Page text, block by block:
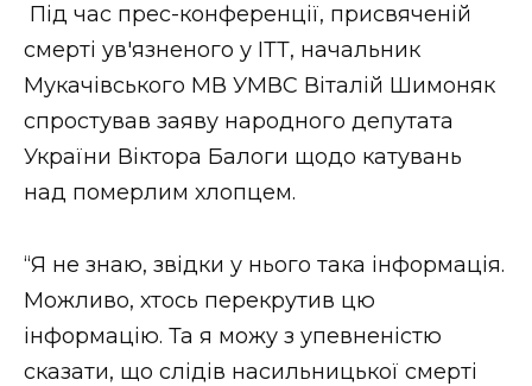
ВІДЕО
Під час прес-конференції, присвяченій
смерті ув'язненого у ІТТ, начальник
Мукачівського МВ УМВС Віталій Шимоняк
спростував заяву народного депутата
України Віктора Балоги щодо катувань
над померлим хлопцем.
“Я не знаю, звідки у нього така інформація.
Можливо, хтось перекрутив цю
інформацію. Та я можу з упевненістю
сказати, що слідів насильницької смерті